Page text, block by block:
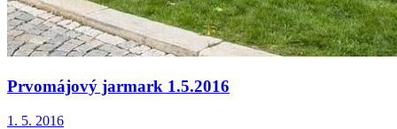
Prvomájový jarmark 1.5.2016
1. 5. 2016